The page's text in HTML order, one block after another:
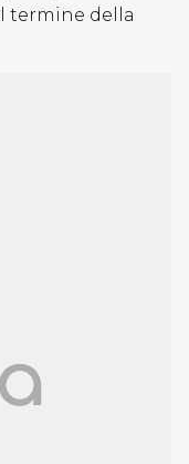
termine della